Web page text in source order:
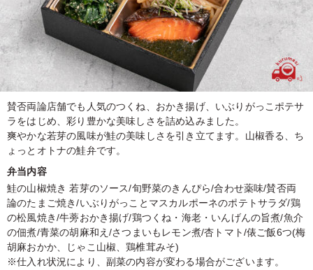
賛否両論店舗でも人気のつくね、おかき揚げ、いぶりがっこポテサ
ラをはじめ、彩り豊かな美味しさを詰め込みました。
爽やかな若芽の風味が鮭の美味しさを引き立てます。山椒香る、ち
ょっとオトナの鮭弁です。
弁当内容
鮭の山椒焼き 若芽のソース/旬野菜のきんぴら/合わせ薬味/賛否両
論のたまご焼き/いぶりがっことマスカルポーネのポテトサラダ/鶏
の松風焼き/牛蒡おかき揚げ/鶏つくね・海老・いんげんの旨煮/魚介
の佃煮/青菜の胡麻和え/さつまいもレモン煮/杏トマト/俵ご飯6つ(梅
胡麻おかか、じゃこ山椒、鶏椎茸みそ)
※仕入れ状況により、副菜の内容が変わる場合がございます。